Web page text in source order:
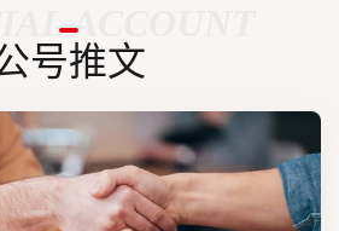
ACCOUNT
号推文